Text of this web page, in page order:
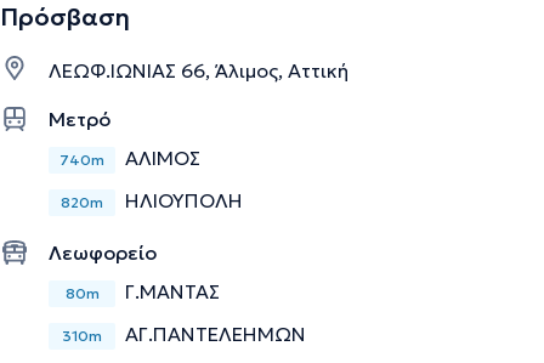
Πρόσβαση
ΛΕΩΦ.ΙΩΝΙΑΣ 66, Άλιμος, Αττική
Μετρό
740m ΑΛΙΜΟΣ
820m ΗΛΙΟΥΠΟΛΗ
Λεωφορείο
80m Γ.ΜΑΝΤΑΣ
310m ΑΓ.ΠΑΝΤΕΛΕΗΜΩΝ